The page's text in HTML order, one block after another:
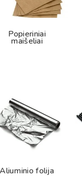
Popieriniai
maišeliai
Aliuminio folija